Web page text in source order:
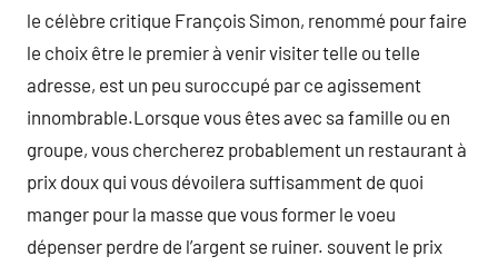
le célèbre critique François Simon, renommé pour faire
le choix être le premier à venir visiter telle ou telle
adresse, est un peu suroccupé par ce agissement
innombrable.Lorsque vous êtes avec sa famille ou en
groupe, vous chercherez probablement un restaurant à
prix doux qui vous dévoilera suffisamment de quoi
manger pour la masse que vous former le voeu
dépenser perdre de l’argent se ruiner. souvent le prix